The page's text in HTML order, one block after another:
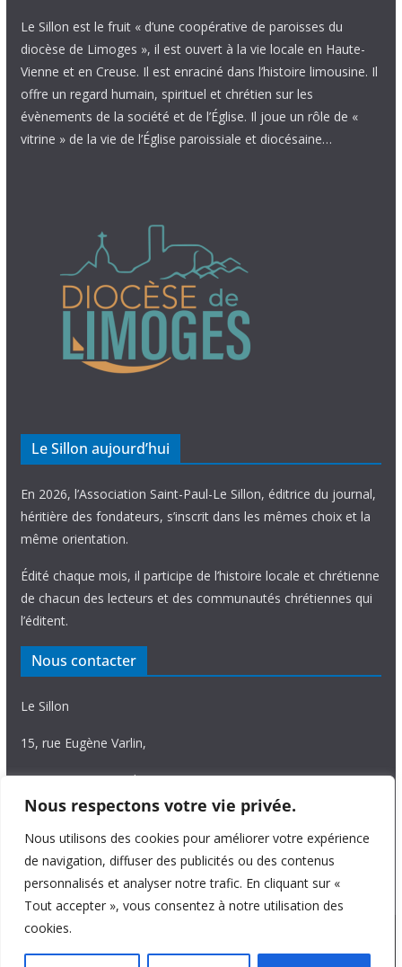
Nous respectons votre vie privée.
Nous utilisons des cookies pour améliorer votre expérience
de navigation, diffuser des publicités ou des contenus
personnalisés et analyser notre trafic. En cliquant sur «
Tout accepter », vous consentez à notre utilisation des
cookies.
Le Sillon est le fruit « d’une coopérative de paroisses du
diocèse de Limoges », il est ouvert à la vie locale en Haute-
Vienne et en Creuse. Il est enraciné dans l’histoire limousine. Il
offre un regard humain, spirituel et chrétien sur les
évènements de la société et de l’Église. Il joue un rôle de «
vitrine » de la vie de l’Église paroissiale et diocésaine…
Le Sillon aujourd’hui
En 2026, l’Association Saint-Paul-Le Sillon, éditrice du journal,
héritière des fondateurs, s’inscrit dans les mêmes choix et la
même orientation.
Édité chaque mois, il participe de l’histoire locale et chrétienne
de chacun des lecteurs et des communautés chrétiennes qui
l’éditent.
Nous contacter
Le Sillon
15, rue Eugène Varlin,
87036 Limoges Cedex.
Tél. 05 55 06 14 15
Nous écrire